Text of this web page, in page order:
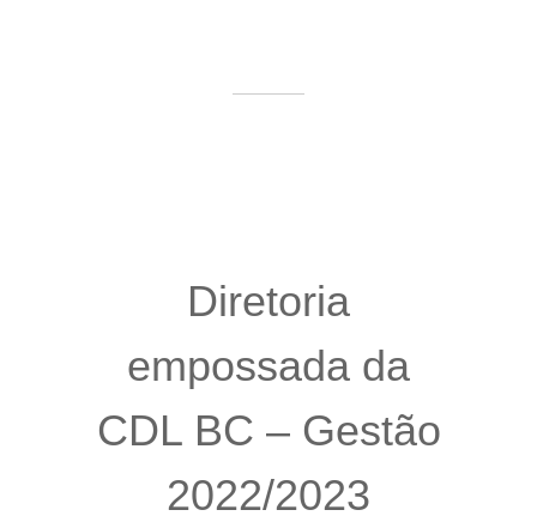
Diretoria
empossada da
CDL BC – Gestão
2022/2023